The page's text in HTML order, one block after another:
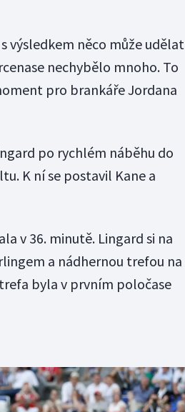
výsledkem něco může udělat
nechybělo mnoho. To
pro brankáře Jordana
po rychlém náběhu do
K ní se postavil Kane a
v 36. minutě. Lingard si na
a nádhernou trefou na
byla v prvním poločase